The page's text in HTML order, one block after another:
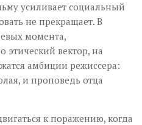
усиливает социальный
не прекращает. В
момента,
этический вектор, на
амбиции режиссера:
и проповедь отца
к поражению, когда